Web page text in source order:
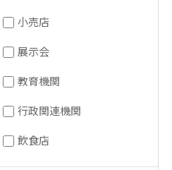
小売店
展示会
教育機関
行政関連機関
飲食店